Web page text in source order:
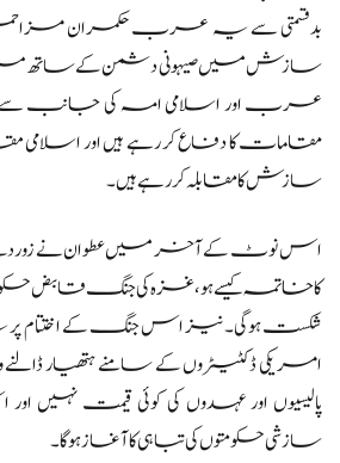
بدقسمتی سے یہ عرب حکمران
سازش میں صیہونی دشمن کے ساتھ مل کر
عرب اور اسلامی امہ کی جانب
مقامات کا دفاع کر رہے ہیں اور اسلامی
سازش کا مقابلہ کر رہے ہیں۔
اس نوٹ کے آخر میں عطوان نے زور
کا خاتمہ کیسے ہو، غزہ کی جنگ قابض
شکست ہوگی۔ نیز اس جنگ کے اختتام پر یہ
امریکی ڈکٹیٹروں کے سامنے ہتھیار
پالیسیوں اور عہدوں کی کوئی قیمت
سازشی حکومتوں کی تباہی کا آغاز ہو گا۔